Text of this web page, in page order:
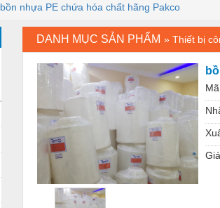
bồn nhựa PE chứa hóa chất hãng Pakco
DANH MỤC SẢN PHẨM » Thiết bị